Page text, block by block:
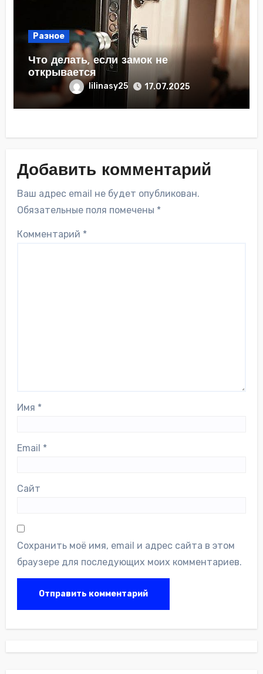
Разное
Что делать, если замок не
открывается
lilinasy25 17.07.2025
Добавить комментарий
Ваш адрес email не будет опубликован.
Обязательные поля помечены *
Комментарий *
Имя *
Email *
Сайт
Сохранить моё имя, email и адрес сайта в этом
браузере для последующих моих комментариев.